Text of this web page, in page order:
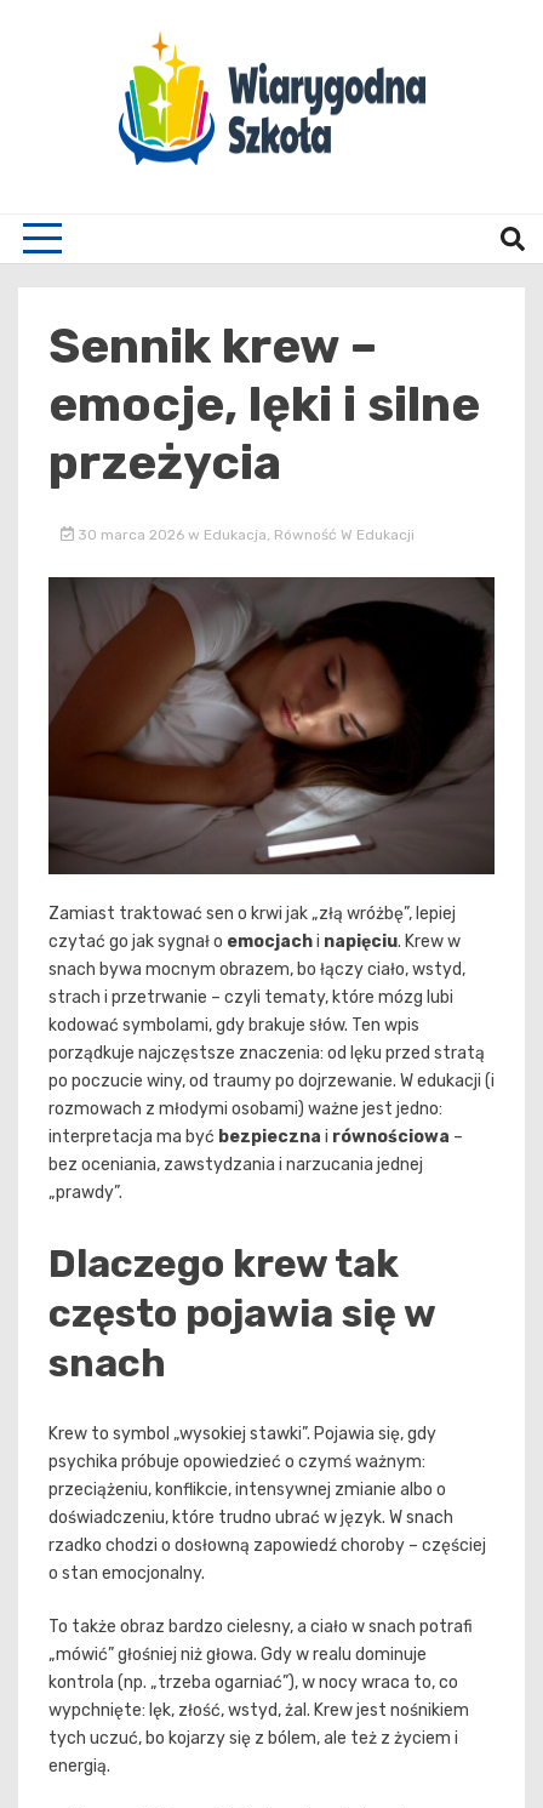
Sennik krew –
emocje, lęki i silne
przeżycia
30 marca 2026 w Edukacja Równość W Edukacji
Zamiast traktować sen o krwi jak „złą wróżbę”, lepiej
czytać go jak sygnał o emocjachi napięciu. Krew w
snach bywa mocnym obrazem, bo łączy ciało, wstyd,
strach i przetrwanie – czyli tematy, które mózg lubi
kodować symbolami, gdy brakuje słów. Ten wpis
porządkuje najczęstsze znaczenia: od lęku przed stratą
po poczucie winy, od traumy po dojrzewanie. W edukacji (i
rozmowach z młodymi osobami) ważne jest jedno:
interpretacja ma być bezpieczna i równościowa –
bez oceniania, zawstydzania i narzucania jednej
„prawdy”.
Dlaczego krew tak
często pojawia się w
snach
Krew to symbol „wysokiej stawki”. Pojawia się, gdy
psychika próbuje opowiedzieć o czymś ważnym:
przeciążeniu, konflikcie, intensywnej zmianie albo o
doświadczeniu, które trudno ubrać w język. W snach
rzadko chodzi o dosłowną zapowiedź choroby – częściej
o stan emocjonalny.
To także obraz bardzo cielesny, a ciało w snach potrafi
„mówić” głośniej niż głowa. Gdy w realu dominuje
kontrola (np. „trzeba ogarniać”), w nocy wraca to, co
wypchnięte: lęk, złość, wstyd, żal. Krew jest nośnikiem
tych uczuć, bo kojarzy się z bólem, ale też z życiem i
energią.